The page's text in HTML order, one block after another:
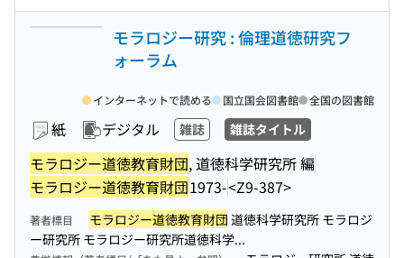
モラロジー研究 : 倫理道徳研究フ
ォーラム
紙 デジタル 雑誌 雑誌タイトル
モラロジー道徳教育財団, 道徳科学研究所 編
モラロジー道徳教育財団1973-<Z9-387>
インターネットで読める 国立国会図書館 全国の図書館
著者標目 モラロジー道徳教育財団 道徳科学研究所 モラロジ
ー研究所 モラロジー研究所道徳科学...